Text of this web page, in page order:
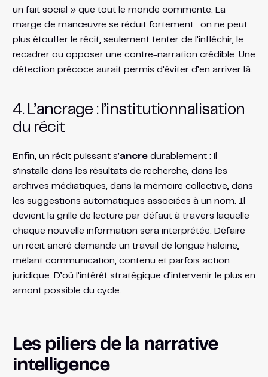
un fait social » que tout le monde commente. La
marge de manœuvre se réduit fortement : on ne peut
plus étouffer le récit, seulement tenter de l’infléchir, le
recadrer ou opposer une contre-narration crédible. Une
détection précoce aurait permis d’éviter d’en arriver là.
4. L’ancrage : l’institutionnalisation
du récit
Enfin, un récit puissant s’ancredurablement : il
s’installe dans les résultats de recherche, dans les
archives médiatiques, dans la mémoire collective, dans
les suggestions automatiques associées à un nom. Il
devient la grille de lecture par défaut à travers laquelle
chaque nouvelle information sera interprétée. Défaire
un récit ancré demande un travail de longue haleine,
mêlant communication, contenu et parfois action
juridique. D’où l’intérêt stratégique d’intervenir le plus en
amont possible du cycle.
Les piliers de la narrative
intelligence